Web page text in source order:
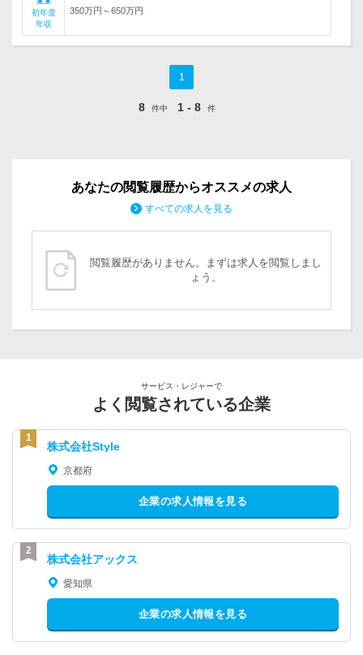
初年度
年収
350万円～650万円
1
8 件中 1 - 8 件
あなたの閲覧履歴からオススメの求人
すべての求人を見る
閲覧履歴がありません。まずは求人を閲覧しまし
ょう。
サービス・レジャーで
よく閲覧されている企業
株式会社Style
京都府
企業の求人情報を見る
株式会社アックス
愛知県
企業の求人情報を見る